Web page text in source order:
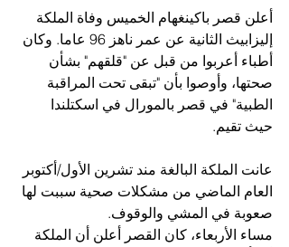
أعلن قصر باكينغهام الخميس وفاة الملكة
إليزابيث الثانية عن عمر ناهز 96 عاما. وكان
أطباء أعربوا من قبل عن "قلقهم" بشأن
صحتها، وأوصوا بأن "تبقى تحت المراقبة
الطبية" في قصر بالمورال في اسكتلندا
حيث تقيم.
عانت الملكة البالغة مند تشرين الأول/أكتوبر
العام الماضي من مشكلات صحية سببت لها
صعوبة في المشي والوقوف.
مساء الأربعاء، كان القصر أعلن أن الملكة